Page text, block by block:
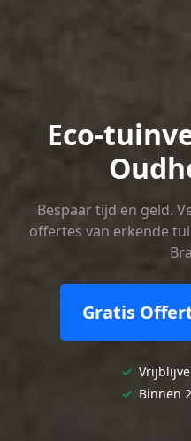
Eco-
Bespaar tijd en geld.
offertes van erkende
Gratis
✓
✓ Binnen